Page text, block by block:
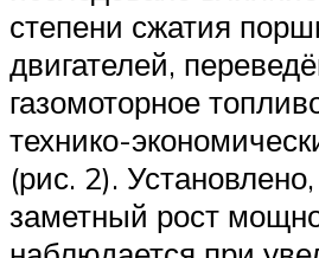
степени сжатия
двигателей,
газомоторное
технико-
(рис. 2).
заметный рост